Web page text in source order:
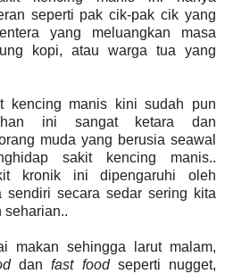
seperti pak cik-pak cik yang
yang meluangkan masa
kopi, atau warga tua yang
kencing manis kini sudah pun
ini sangat ketara dan
muda yang berusia seawal
sakit kencing manis..
kronik ini dipengaruhi oleh
sendiri secara sedar sering kita
seharian..
makan sehingga larut malam,
danfast foodseperti nugget,